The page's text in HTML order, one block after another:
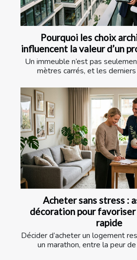
Pourquoi les choix
influencent la valeur d’un
Un immeuble n’est pas
mètres carrés, et les
Acheter sans stress :
décoration pour favoriser
rapide
Décider d’acheter un logement
un marathon, entre la peur